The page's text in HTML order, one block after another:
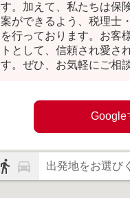
す。加えて、私たちは保
案ができるよう、税理士
を行っております。お客
トとして、信頼され愛さ
す。ぜひ、お気軽にご相
Google
出発地をお選び